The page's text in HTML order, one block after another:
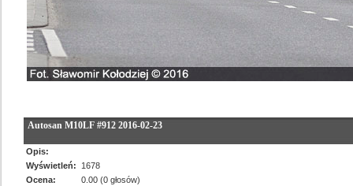
Autosan M10LF #912 2016-02-23
Opis:
Wyświetleń:
1678
Ocena:
0.00 (0 głosów)